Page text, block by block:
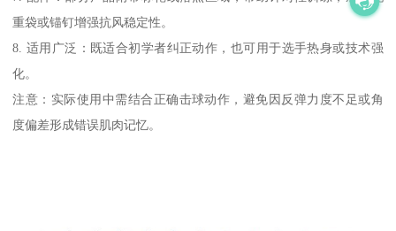
重袋或锚钉增强抗风稳定性。
8. 适用广泛：既适合初学者纠正动作，也可用于选手热身或技术强
化。
注意：实际使用中需结合正确击球动作，避免因反弹力度不足或角
度偏差形成错误肌肉记忆。